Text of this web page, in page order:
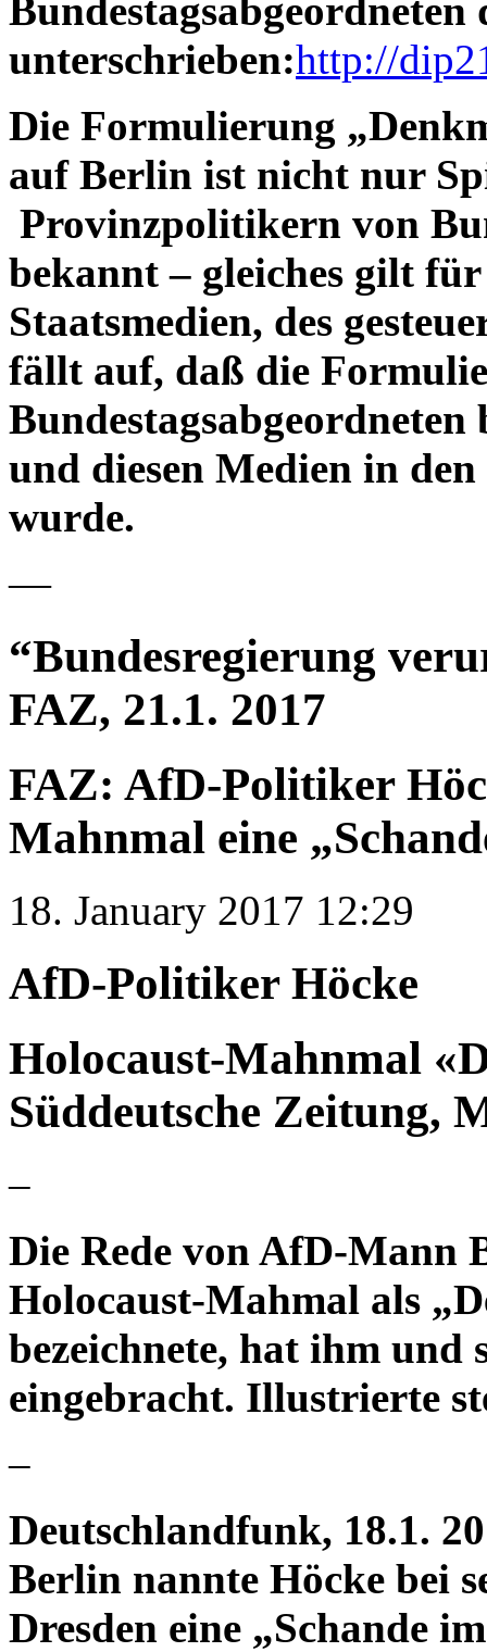
Bundestagsabgeordneten
unterschrieben:http://
Die Formulierung
auf Berlin ist nicht nur
Provinzpolitikern von
bekannt – gleiches gilt
Staatsmedien, des
fällt auf, daß die
und diesen Medien in
wurde.
—
“Bundesregierung
FAZ, 21.1. 2017
FAZ: AfD-Politiker
Mahnmal eine
18. January 2017 12:29
AfD-Politiker Höcke
Holocaust-Mahnmal
Süddeutsche Zeitung,
–
Die Rede von AfD-Mann
Holocaust-Mahmal als
bezeichnete, hat ihm
eingebracht. Illustrierte
–
Deutschlandfunk, 18.1.
Berlin nannte Höcke bei
Dresden eine „Schande